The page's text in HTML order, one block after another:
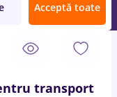
transport
Acceptă toate